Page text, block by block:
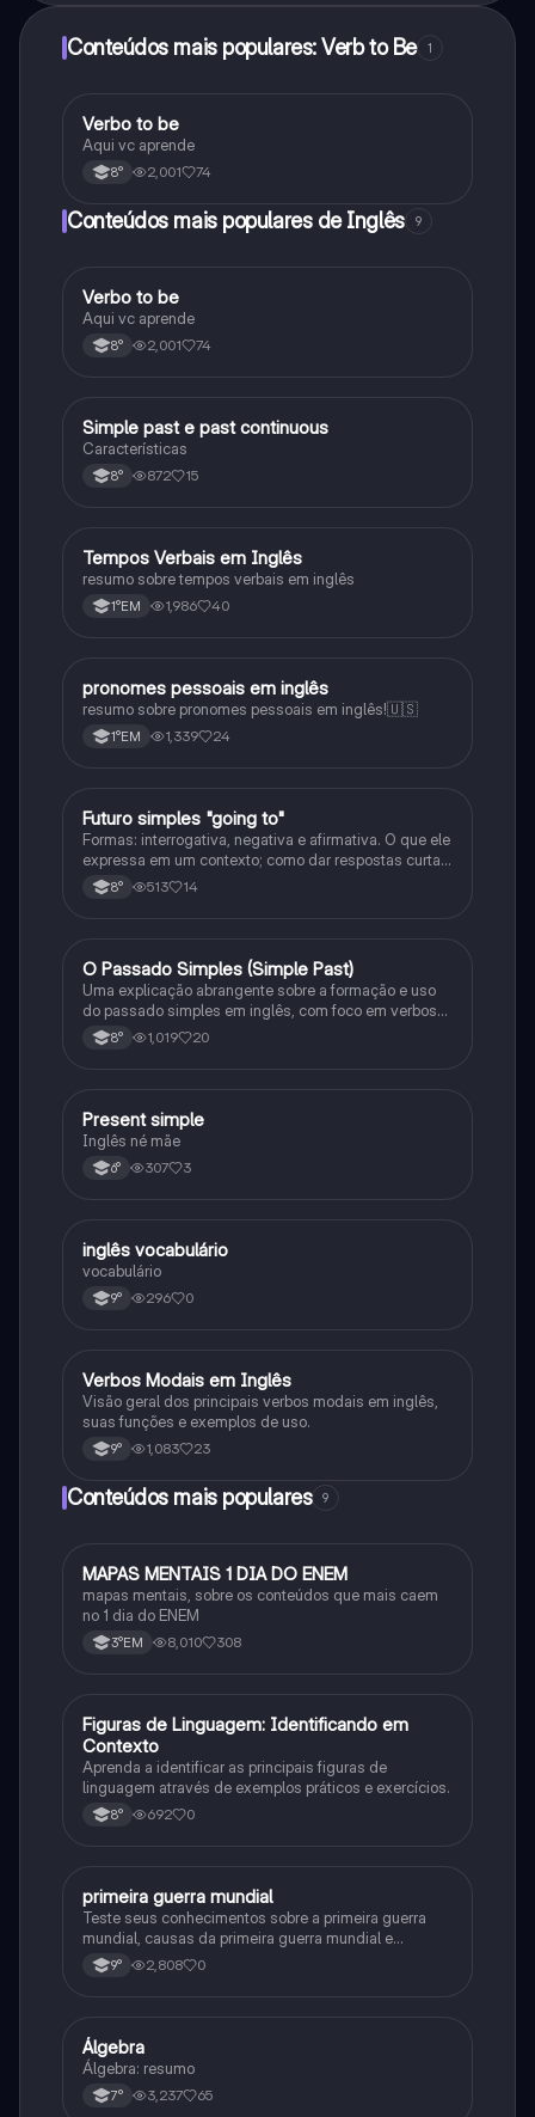
Conteúdos mais populares: Verb to Be 1
Inglês
Verbo to be
Aqui vc aprende
8° 2,001 74
Conteúdos mais populares de Inglês 9
Inglês
Verbo to be
Aqui vc aprende
8° 2,001 74
Inglês
Simple past e past continuous
Características
8° 872 15
Inglês
Tempos Verbais em Inglês
resumo sobre tempos verbais em inglês
1°EM 1,986 40
Inglês
pronomes pessoais em inglês
resumo sobre pronomes pessoais em inglês!🇺🇸
1°EM 1,339 24
Inglês
Futuro simples "going to"
Formas: interrogativa, negativa e afirmativa. O que ele
expressa em um contexto; como dar respostas curtas
em uma frase, e as junções com o verbo to be
8° 513 14
Inglês
O Passado Simples (Simple Past)
Uma explicação abrangente sobre a formação e uso
do passado simples em inglês, com foco em verbos
regulares e irregulares, frases negativas e
interrogativas.
8° 1,019 20
Inglês
Present simple
Inglês né mãe
6° 307 3
Inglês
inglês vocabulário
vocabulário
9° 296 0
Inglês
Verbos Modais em Inglês
Visão geral dos principais verbos modais em inglês,
suas funções e exemplos de uso.
9° 1,083 23
Conteúdos mais populares 9
Português
MAPAS MENTAIS 1 DIA DO ENEM
mapas mentais, sobre os conteúdos que mais caem
no 1 dia do ENEM
3°EM 8,010 308
FPortuguês
Figuras de Linguagem: Identificando em
Contexto
Aprenda a identificar as principais figuras de
linguagem através de exemplos práticos e exercícios.
8° 692 0
História
primeira guerra mundial
Teste seus conhecimentos sobre a primeira guerra
mundial, causas da primeira guerra mundial e
consequências da Primeira Guerra Mundial, fases da
primeira guerra mundial
9° 2,808 0
Matematica
Álgebra
Álgebra: resumo
7° 3,237 65